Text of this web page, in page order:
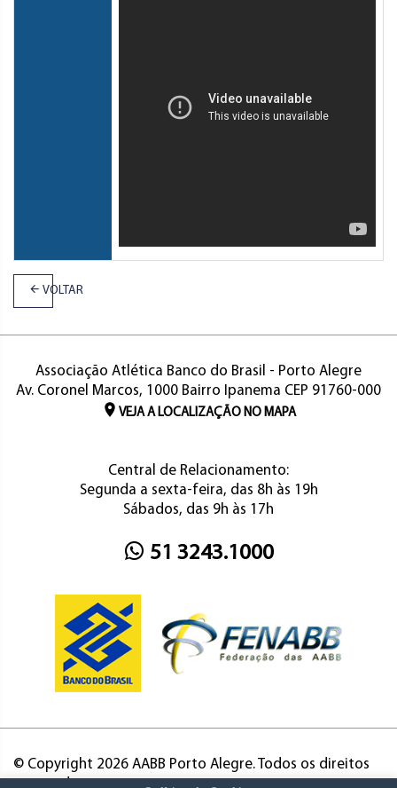
VOLTAR
Associação Atlética Banco do Brasil - Porto Alegre
Av. Coronel Marcos, 1000 Bairro Ipanema CEP 91760-000
VEJA A LOCALIZAÇÃO NO MAPA
Central de Relacionamento:
Segunda a sexta-feira, das 8h às 19h
Sábados, das 9h às 17h
51 3243.1000
© Copyright 2026 AABB Porto Alegre. Todos os direitos